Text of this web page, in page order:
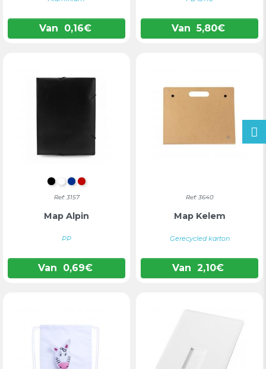
Van 0,16€ Van 5,80€
ZWART
WITBLAUW
ROOD
Ref: 3157
Map Alpin
PP
Van 0,69€
Ref: 3640
Map Kelem
Gerecycled karton
Van 2,10€